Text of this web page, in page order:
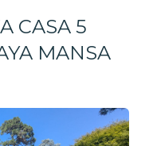
CASA 5
MANSA